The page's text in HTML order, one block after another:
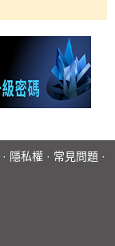
· 隱私權 · 常見問題 ·